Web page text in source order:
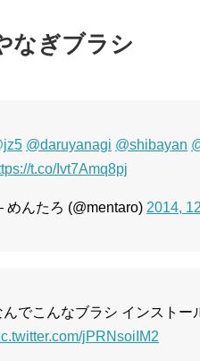
なぎブラシ
@daruyanagi @shibayan
t.co/Ivt7Amq8pj
んたろ (@mentaro) 2014,
んでこんなブラシ インストー
jPRNsoiIM2